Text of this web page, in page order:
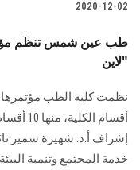
2020-12-02
طب عين شمس تنظم
لاين"
إشراف أ.د. شهيرة سمير
خدمة المجتمع وتنمية